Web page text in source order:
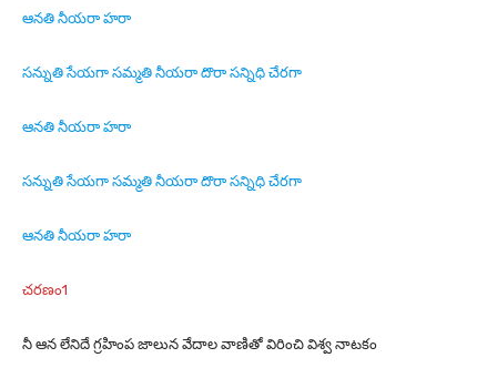
ఆనతి నీయరా హరా
సన్నుతి సేయగా సమ్మతి నీయరా దొరా సన్నిధి చేరగా
ఆనతి నీయరా హరా
సన్నుతి సేయగా సమ్మతి నీయరా దొరా సన్నిధి చేరగా
ఆనతి నీయరా హరా
చరణం1
నీ ఆన లేనిదే గ్రహింప జాలున వేదాల వాణితో విరించి విశ్వ నాటకం